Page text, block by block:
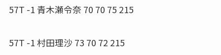
57T -1 青木瀬令奈 70 70 75 215
57T -1 村田理沙 73 70 72 215